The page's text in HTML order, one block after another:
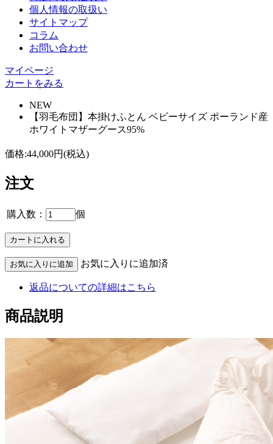
個人情報の取扱い
サイトマップ
コラム
お問い合わせ
マイページ
カートをみる
NEW
【羽毛布団】本掛けふとん ベビーサイズ ポーランド産
ホワイトマザーグース95%
価格:44,000円(税込)
注文
購入数： 個
お気に入りに追加済
返品についての詳細はこちら
商品説明